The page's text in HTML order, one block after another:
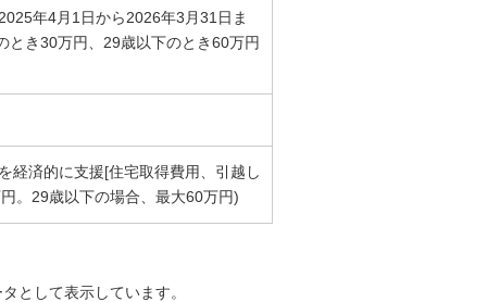
年4月1日から2026年3月31日ま
とき30万円、29歳以下のとき60万円
経済的に支援[住宅取得費用、引越し
。29歳以下の場合、最大60万円)
として表示しています。